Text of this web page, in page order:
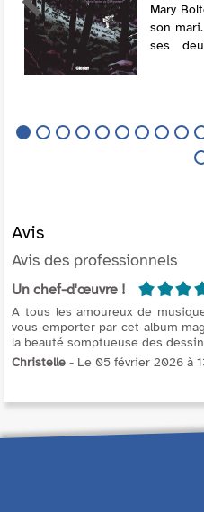
Mary
son
ses
Avis
Avis des professionnels
Un chef-d'œuvre ! 5/5
A tous les amoureux de
vous emporter par cet album
la beauté somptueuse des
Christelle - Le 05 février 2026 à